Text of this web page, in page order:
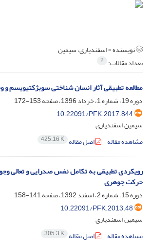
نویسنده =اسفندیاری، سیمین
تعداد مقالات: 2
مطالعه تطبیقی آثار انسان شناختی سوبژکتیویسم
دوره 19، شماره 1، خرداد 1396، صفحه
153-172
10.22091/PFK.2017.844
سیمین اسفندیاری
مشاهده مقاله
اصل مقاله 425.16 K
رویکردی تطبیقی به تکامل نفس صدرایی و تعالی
حرکت جوهری
دوره 15، شماره 2، اسفند 1392، صفحه
141-158
10.22091/PFK.2013.48
سیمین اسفندیاری
مشاهده مقاله
اصل مقاله 305.3 K